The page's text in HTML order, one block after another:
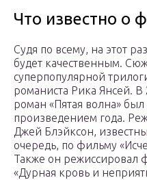
Что известно о
Судя по всему, на этот
будет качественным.
суперпопулярной
романиста Рика Янсей.
роман «Пятая волна»
произведением года.
Джей Блэйксон,
очередь, по фильму
Также он режиссировал
«Дурная кровь и